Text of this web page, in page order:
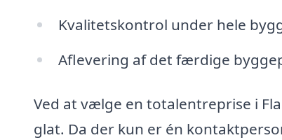
Kvalitetskontrol under hele
Aflevering af det færdige
Ved at vælge en totalentreprise i
glat. Da der kun er én